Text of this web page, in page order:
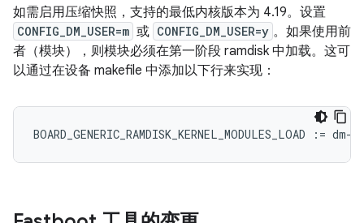
如需启用压缩快照，支持的最低内核版本为 4.19。设置
CONFIG_DM_USER=m 或 CONFIG_DM_USER=y 。如果使用前
者（模块），则模块必须在第一阶段 ramdisk 中加载。这可
以通过在设备 makefile 中添加以下行来实现：
BOARD_GENERIC_RAMDISK_KERNEL_MODULES_LOAD := dm-